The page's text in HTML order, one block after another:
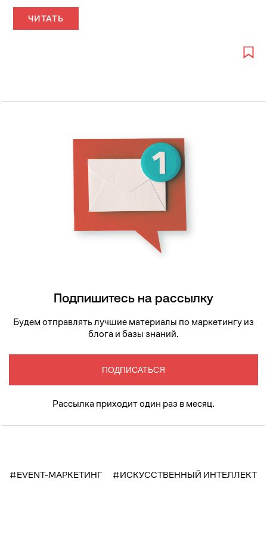
ЧИТАТЬ
Подпишитесь на рассылку
Будем отправлять лучшие материалы по маркетингу из
блога и базы знаний.
ПОДПИСАТЬСЯ
Рассылка приходит один раз в месяц.
#EVENT-МАРКЕТИНГ #ИСКУССТВЕННЫЙ ИНТЕЛЛЕКТ